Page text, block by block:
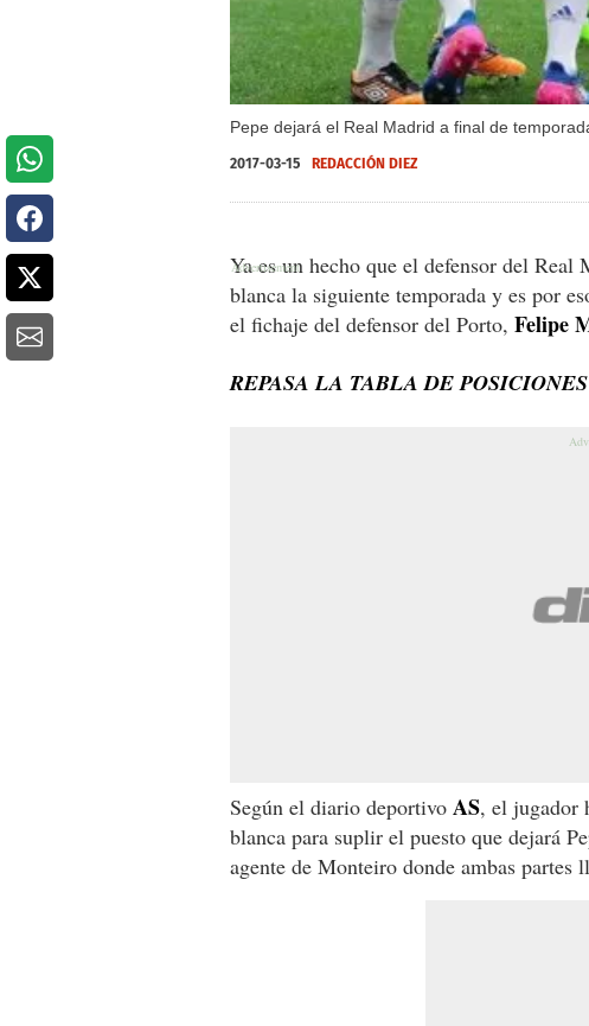
Pepe dejará el Real Madrid a final de
2017-03-15 REDACCIÓN DIEZ
Ya es un hecho que el defensor del
blanca la siguiente temporada y es por
el fichaje del defensor del Porto, Felipe
REPASA LA TABLA DE
Según el diario deportivo AS, el jugador
blanca para suplir el puesto que dejará
agente de Monteiro donde ambas partes